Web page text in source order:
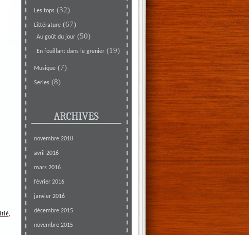
,
Les tops(32)
Littérature(67)
Au goût du jour(50)
En fouillant dans le grenier(19)
Musique(7)
Series(8)
ARCHIVES
novembre 2018
avril 2016
mars 2016
février 2016
janvier 2016
décembre 2015
novembre 2015